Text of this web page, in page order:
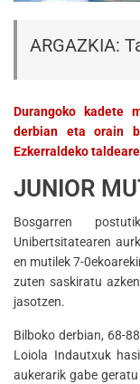
ARGAZKIA:
Durangoko kadete
derbian eta orain
Ezkerraldeko
JUNIOR
Bosgarren
Unibertsitatearen
en mutilek 7-
zuten saskiratu
jasotzen.
Bilboko derbian, 68-
Loiola Indautxuk
aukerarik gabe